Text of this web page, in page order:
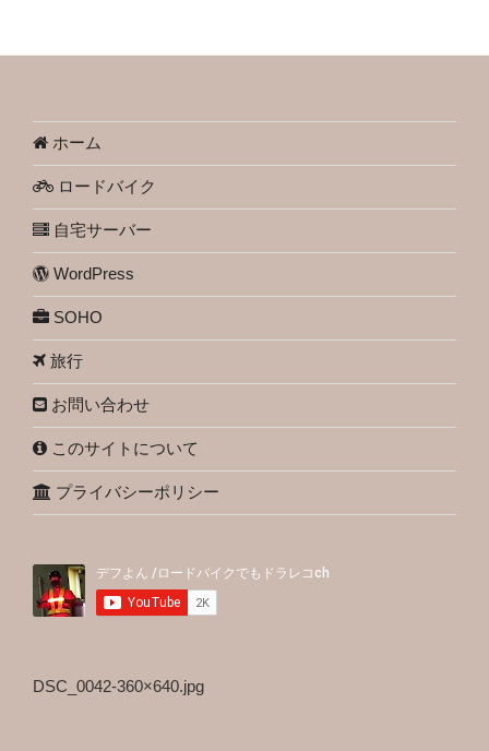
ホーム
ロードバイク
自宅サーバー
WordPress
SOHO
旅行
お問い合わせ
このサイトについて
プライバシーポリシー
DSC_0042-360×640.jpg